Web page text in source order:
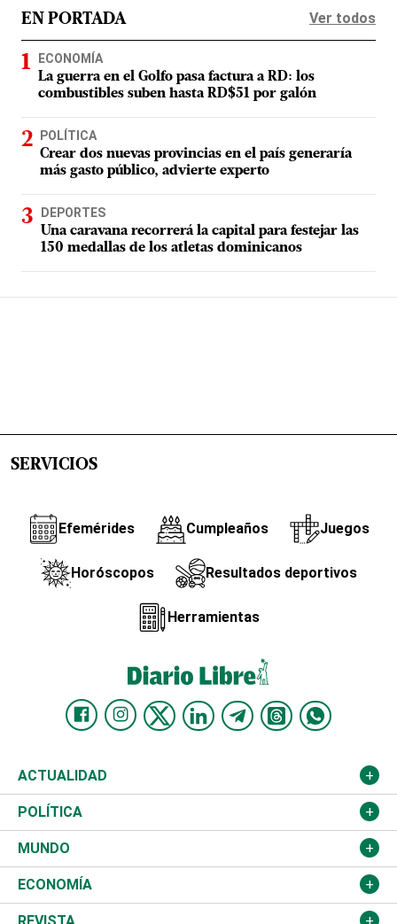
EN PORTADA Ver todos
ECONOMÍA
La guerra en el Golfo pasa factura a RD: los
combustibles suben hasta RD$51 por galón
POLÍTICA
Crear dos nuevas provincias en el país generaría
más gasto público, advierte experto
DEPORTES
Una caravana recorrerá la capital para festejar las
150 medallas de los atletas dominicanos
SERVICIOS
Efemérides Cumpleaños Juegos
Horóscopos Resultados deportivos
Herramientas
ACTUALIDAD
Nacional
Ciudad
Educación
Salud
POLÍTICA
Partidos
JCE
TSE
MUNDO
Estados Unidos
América Latina
ECONOMÍA